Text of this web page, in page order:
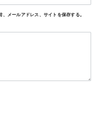
メールアドレス、サイトを保存する。